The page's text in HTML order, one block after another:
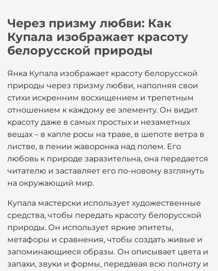
Через призму любви: Как
Купала изображает красоту
белорусской природы
Янка Купала изображает красоту белорусской
природы через призму любви, наполняя свои
стихи искренним восхищением и трепетным
отношением к каждому ее элементу. Он видит
красоту даже в самых простых и незаметных
вещах – в капле росы на траве, в шепоте ветра в
листве, в пении жаворонка над полем. Его
любовь к природе заразительна, она передается
читателю и заставляет его по-новому взглянуть
на окружающий мир.
Купала мастерски использует художественные
средства, чтобы передать красоту белорусской
природы. Он использует яркие эпитеты,
метафоры и сравнения, чтобы создать живые и
запоминающиеся образы. Он описывает цвета и
запахи, звуки и формы, передавая всю полноту и